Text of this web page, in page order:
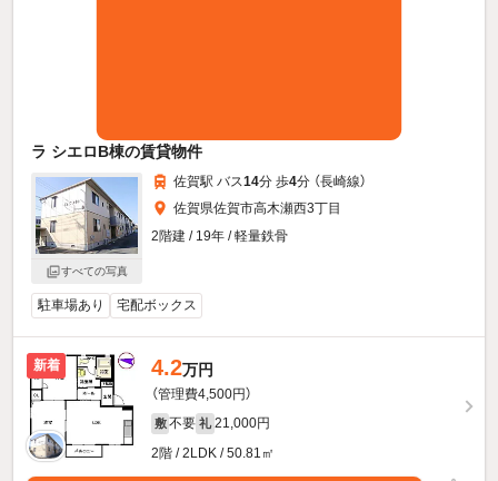
ラ シエロB棟の賃貸物件
すべての写真
佐賀駅 バス14分 歩4分 （長崎線）
佐賀県佐賀市高木瀬西3丁目
2階建 / 19年 / 軽量鉄骨
駐車場あり 宅配ボックス
新着 4.2万円
（管理費4,500円）
敷 不要 礼 21,000円
2階 / 2LDK / 50.81㎡